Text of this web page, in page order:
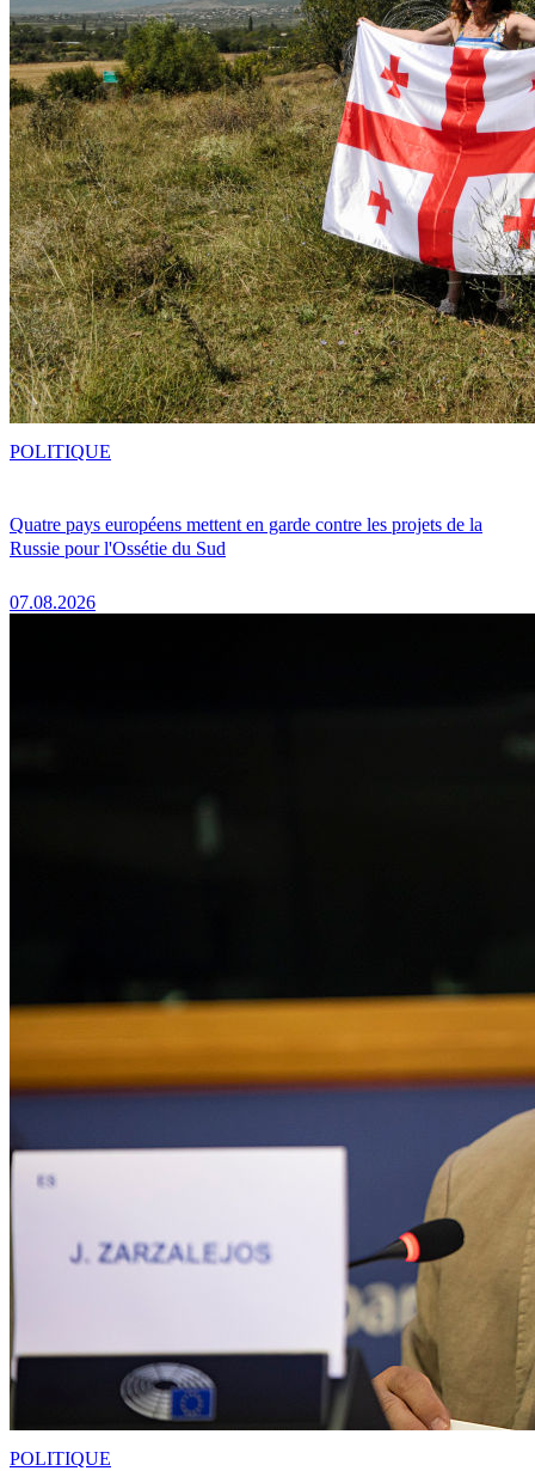
Quatre pays européens mettent en garde contre les projets de la
Russie pour l'Ossétie du Sud
07.08.2026
POLITIQUE
POLITIQUE